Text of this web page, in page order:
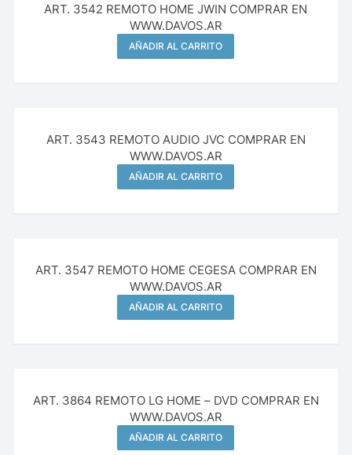
ART. 3542 REMOTO HOME JWIN COMPRAR EN
WWW.DAVOS.AR
AÑADIR AL CARRITO
ART. 3543 REMOTO AUDIO JVC COMPRAR EN
WWW.DAVOS.AR
AÑADIR AL CARRITO
ART. 3547 REMOTO HOME CEGESA COMPRAR EN
WWW.DAVOS.AR
AÑADIR AL CARRITO
ART. 3864 REMOTO LG HOME – DVD COMPRAR EN
WWW.DAVOS.AR
AÑADIR AL CARRITO